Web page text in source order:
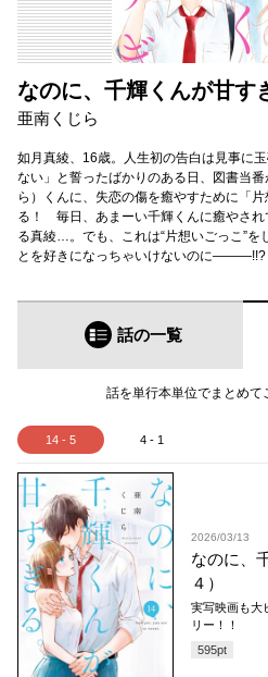
なのに、千輝くんが甘す
亜南くじら
如月真綾、16歳。人生初の告白は見事に
ない」と誓ったばかりのある日、図書当
ら）くんに、失恋の傷を癒やすために「
る！ 毎日、あまーい千輝くんに癒やされ
る真綾…。でも、これは“片想いごっこ”を
とを好きになっちゃいけないのに―――!!?
話の一覧
話を単行本単位でまとめて
14 - 5 4 - 1
2026/03/13
なのに、
４）
実写映画も大
リー！！
595pt